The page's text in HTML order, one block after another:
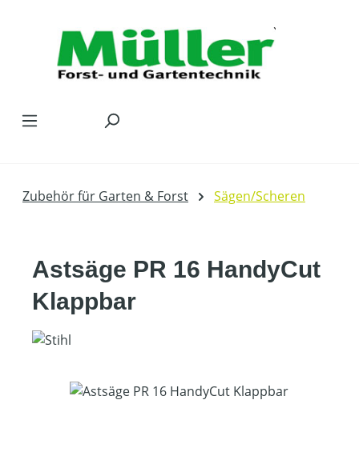
Zubehör für Garten & Forst Sägen/Scheren
Astsäge PR 16 HandyCut
Klappbar
Bildergalerie überspringen